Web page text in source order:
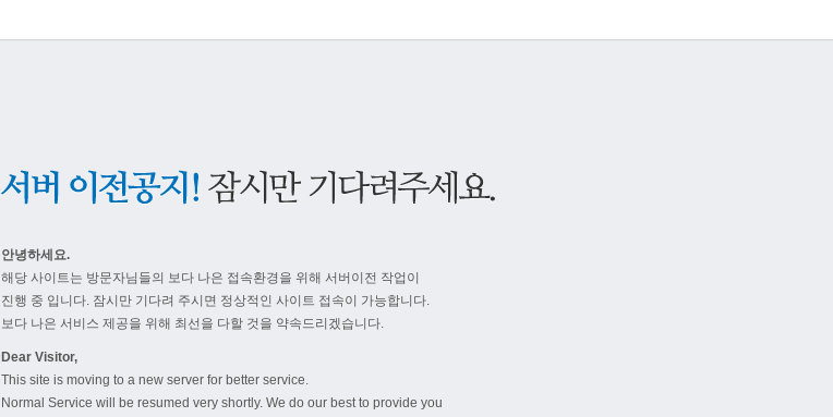
안녕하세요.
해당 사이트는 방문자님들의 보다 나은 접속환경을 위해 서버이전 작업이
진행 중 입니다. 잠시만 기다려 주시면 정상적인 사이트 접속이 가능합니다.
보다 나은 서비스 제공을 위해 최선을 다할 것을 약속드리겠습니다.
Dear Visitor,
This site is moving to a new server for better service.
Normal Service will be resumed very shortly. We do our best to provide you